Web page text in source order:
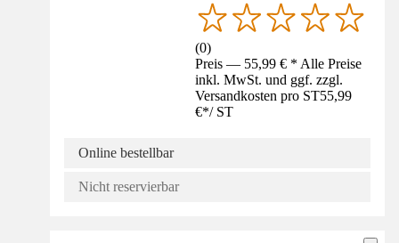
(0)
Preis — 55,99 € * Alle Preise
inkl. MwSt. und ggf. zzgl.
Versandkosten pro ST55,99
€*/ ST
Online bestellbar
Nicht reservierbar